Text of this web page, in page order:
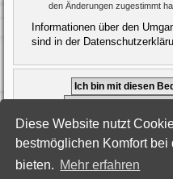
Diese Website nutzt
bestmöglichen Komfort bei
bieten. Mehr erfahren
den Änderungen zugestimmt
Informationen über den
sind in der
Foren-Übersicht
Powered byphpBB® Forum Software ©